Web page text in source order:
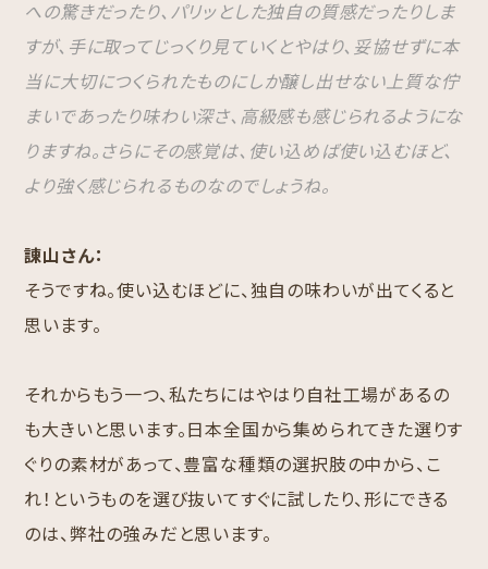
への驚きだったり、パリッとした独自の質感だったりしま
すが、手に取ってじっくり見ていくとやはり、妥協せずに本
当に大切につくられたものにしか醸し出せない上質な佇
まいであったり味わい深さ、高級感も感じられるようにな
りますね。さらにその感覚は、使い込めば使い込むほど、
より強く感じられるものなのでしょうね。
諌山さん：
そうですね。使い込むほどに、独自の味わいが出てくると
思います。
それからもう一つ、私たちにはやはり自社工場があるの
も大きいと思います。日本全国から集められてきた選りす
ぐりの素材があって、豊富な種類の選択肢の中から、こ
れ！というものを選び抜いてすぐに試したり、形にできる
のは、弊社の強みだと思います。